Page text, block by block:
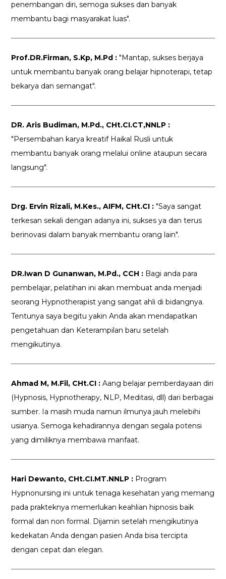
penembangan diri, semoga sukses dan banyak
membantu bagi masyarakat luas".
Prof.DR.Firman, S.Kp, M.Pd : "Mantap, sukses berjaya
untuk membantu banyak orang belajar hipnoterapi, tetap
bekarya dan semangat".
DR. Aris Budiman, M.Pd., CHt.CI.CT,NNLP :
"Persembahan karya kreatif Haikal Rusli untuk
membantu banyak orang melalui online ataupun secara
langsung".
Drg. Ervin Rizali, M.Kes., AIFM, CHt.CI : "Saya sangat
terkesan sekali dengan adanya ini, sukses ya dan terus
berinovasi dalam banyak membantu orang lain".
DR.Iwan D Gunanwan, M.Pd., CCH : Bagi anda para
pembelajar, pelatihan ini akan membuat anda menjadi
seorang Hypnotherapist yang sangat ahli di bidangnya.
Tentunya saya begitu yakin Anda akan mendapatkan
pengetahuan dan Keterampilan baru setelah
mengikutinya.
Ahmad M, M.Fil, CHt.CI : Aang belajar pemberdayaan diri
(Hypnosis, Hypnotherapy, NLP, Meditasi, dll) dari berbagai
sumber. Ia masih muda namun ilmunya jauh melebihi
usianya. Semoga kehadirannya dengan segala potensi
yang dimiliknya membawa manfaat.
Hari Dewanto, CHt.CI.MT.NNLP : Program
Hypnonursing ini untuk tenaga kesehatan yang memang
pada prakteknya memerlukan keahlian hipnosis baik
formal dan non formal. Dijamin setelah mengikutinya
kedekatan Anda dengan pasien Anda bisa tercipta
dengan cepat dan elegan.